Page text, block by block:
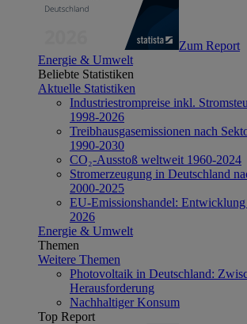
Zum Report
Energie & Umwelt
Beliebte Statistiken
Aktuelle Statistiken
Industriestrompreise inkl.
1998-2026
Treibhausgasemissionen nach
1990-2030
CO₂-Ausstoß weltweit 1960-2024
Stromerzeugung in Deutschland
2000-2025
EU-Emissionshandel: Entwicklung
2026
Energie & Umwelt
Themen
Weitere Themen
Photovoltaik in Deutschland:
Herausforderung
Nachhaltiger Konsum
Top Report